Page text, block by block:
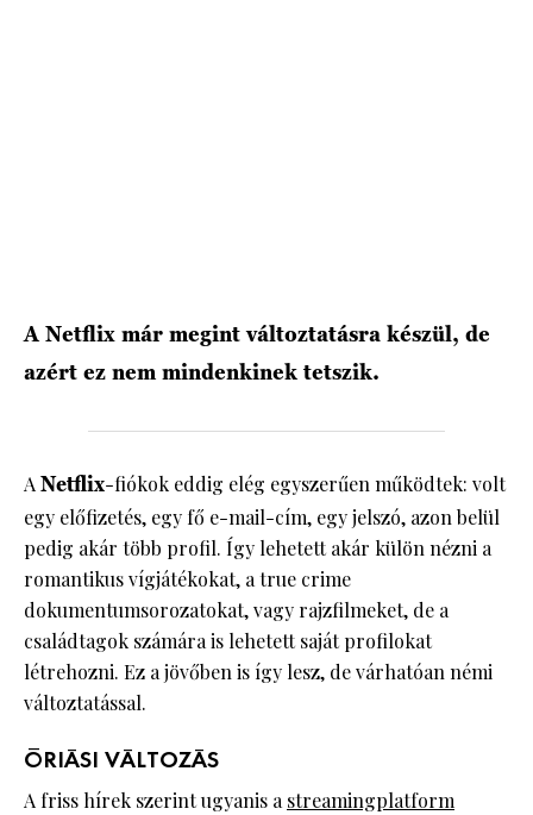
A Netflix már megint változtatásra készül, de
azért ez nem mindenkinek tetszik.
ANetflix-fiókok eddig elég egyszerűen működtek: volt
egy előfizetés, egy fő e-mail-cím, egy jelszó, azon belül
pedig akár több profil. Így lehetett akár külön nézni a
romantikus vígjátékokat, a true crime
dokumentumsorozatokat, vagy rajzfilmeket, de a
családtagok számára is lehetett saját profilokat
létrehozni. Ez a jövőben is így lesz, de várhatóan némi
változtatással.
ÓRIÁSI VÁLTOZÁS
A friss hírek szerint ugyanis astreamingplatform